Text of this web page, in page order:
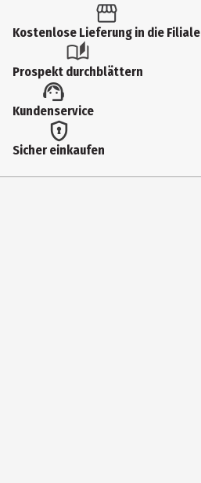
Produkttyp
Nageldesign
Einsatzbereich
Nägel
Deckkraft
Kostenlose Lieferung in die Filiale
Prospekt durchblättern
Kundenservice
Sicher einkaufen